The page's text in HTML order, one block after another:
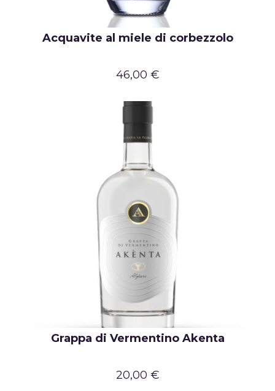
Acquavite al miele di corbezzolo
46,00 €
Grappa di Vermentino Akenta
20,00 €